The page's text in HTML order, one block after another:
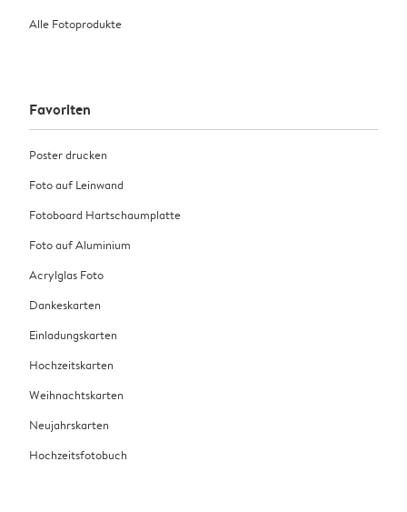
Alle Fotoprodukte
Favoriten
Poster drucken
Foto auf Leinwand
Fotoboard Hartschaumplatte
Foto auf Aluminium
Acrylglas Foto
Dankeskarten
Einladungskarten
Hochzeitskarten
Weihnachtskarten
Neujahrskarten
Hochzeitsfotobuch